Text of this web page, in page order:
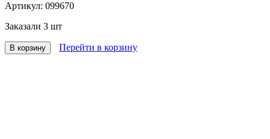
Артикул: 099670
Заказали 3 шт
В корзину Перейти в корзину